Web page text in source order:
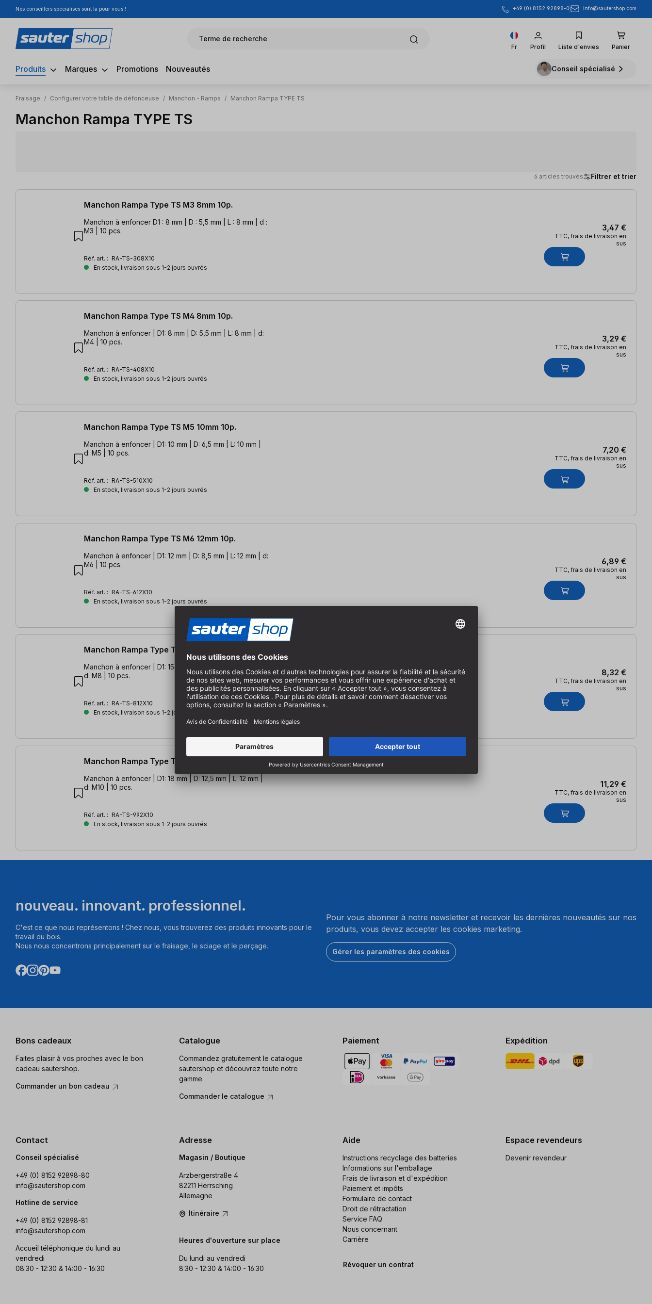
au contenu principal
Passer à la recherche
Passer à la navigation principale
Nos conseillers spécialisés sont là pour vous ! +49 (0) 8152 92898-0 info@sautershop.com
Terme de recherche
Fr Profil Liste d'envies Panier
Produits Marques Promotions Nouveautés Conseil spécialisé
Fraisage / Configurer votre table de défonceuse / Manchon - Rampa / Manchon Rampa TYPE TS
Manchon Rampa TYPE TS
6 articles trouvés Filtrer et trier
6 articles trouvés
Manchon Rampa Type TS M3 8mm 10p.
Manchon à enfoncer D1 : 8 mm | D : 5,5 mm | L : 8 mm | d :
M3 | 10 pcs.
Réf. art. : RA-TS-308X10
En stock, livraison sous 1-2 jours ouvrés
3,47 €
TTC, frais de livraison en
sus
Manchon Rampa Type TS M4 8mm 10p.
Manchon à enfoncer | D1: 8 mm | D: 5,5 mm | L: 8 mm | d:
M4 | 10 pcs.
Réf. art. : RA-TS-408X10
En stock, livraison sous 1-2 jours ouvrés
3,29 €
TTC, frais de livraison en
sus
Manchon Rampa Type TS M5 10mm 10p.
Manchon à enfoncer | D1: 10 mm | D: 6,5 mm | L: 10 mm |
d: M5 | 10 pcs.
Réf. art. : RA-TS-510X10
En stock, livraison sous 1-2 jours ouvrés
7,20 €
TTC, frais de livraison en
sus
Manchon Rampa Type TS M6 12mm 10p.
Manchon à enfoncer | D1: 12 mm | D: 8,5 mm | L: 12 mm | d:
M6 | 10 pcs.
Réf. art. : RA-TS-612X10
En stock, livraison sous 1-2 jours ouvrés
6,89 €
TTC, frais de livraison en
sus
Manchon Rampa Type TS M8 12mm 10p.
Manchon à enfoncer | D1: 15 mm | D: 10,5 mm | L: 12 mm |
d: M8 | 10 pcs.
Réf. art. : RA-TS-812X10
En stock, livraison sous 1-2 jours ouvrés
8,32 €
TTC, frais de livraison en
sus
Manchon Rampa Type TS M10 12mm 10p.
Manchon à enfoncer | D1: 18 mm | D: 12,5 mm | L: 12 mm |
d: M10 | 10 pcs.
Réf. art. : RA-TS-992X10
En stock, livraison sous 1-2 jours ouvrés
11,29 €
TTC, frais de livraison en
sus
nouveau. innovant. professionnel.
C'est ce que nous représentons ! Chez nous, vous trouverez des produits innovants pour le
travail du bois.
Nous nous concentrons principalement sur le fraisage, le sciage et le perçage.
Pour vous abonner à notre newsletter et recevoir les dernières nouveautés sur nos
produits, vous devez accepter les cookies marketing.
Gérer les paramètres des cookies
Bons cadeaux
Faites plaisir à vos proches avec le bon
cadeau sautershop.
Commander un bon cadeau
Catalogue
Commandez gratuitement le catalogue
sautershop et découvrez toute notre
gamme.
Commander le catalogue
Paiement Expédition
Contact
Conseil spécialisé
+49 (0) 8152 92898-80
info@sautershop.com
Hotline de service
+49 (0) 8152 92898-81
info@sautershop.com
Accueil téléphonique du lundi au
vendredi
08:30 - 12:30 & 14:00 - 16:30
Adresse
Magasin / Boutique
Arzbergerstraße 4
82211 Herrsching
Allemagne
Itinéraire
Heures d'ouverture sur place
Du lundi au vendredi
8:30 - 12:30 & 14:00 - 16:30
Aide
Instructions recyclage des batteries
Informations sur l'emballage
Frais de livraison et d'expédition
Paiement et impôts
Formulaire de contact
Droit de rétractation
Service FAQ
Nous concernant
Carrière
Révoquer un contrat
Espace revendeurs
Devenir revendeur